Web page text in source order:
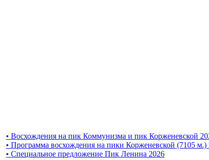
• Восхождения на пик Коммунизма и пик Корженевской
• Программа восхождения на пики Корженевской (7105
• Специальное предложение Пик Ленина 2026